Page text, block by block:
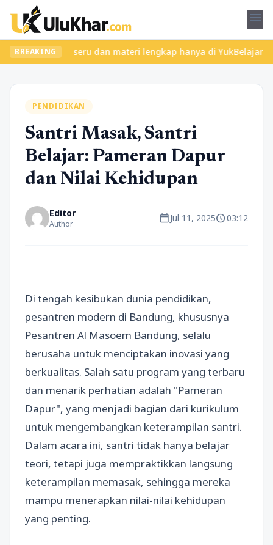
menu
BREAKING
kelas seru dan materi lengkap hanya di YukBelajar.com.
PENDIDIKAN
Santri Masak, Santri
Belajar: Pameran Dapur
dan Nilai Kehidupan
Editor
Author calendar_todayJul 11, 2025schedule03:12
Di tengah kesibukan dunia pendidikan,
pesantren modern di Bandung, khususnya
Pesantren Al Masoem Bandung, selalu
berusaha untuk menciptakan inovasi yang
berkualitas. Salah satu program yang terbaru
dan menarik perhatian adalah "Pameran
Dapur", yang menjadi bagian dari kurikulum
untuk mengembangkan keterampilan santri.
Dalam acara ini, santri tidak hanya belajar
teori, tetapi juga mempraktikkan langsung
keterampilan memasak, sehingga mereka
mampu menerapkan nilai-nilai kehidupan
yang penting.